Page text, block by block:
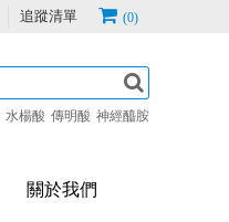
(0)
追蹤清單
水楊酸 傳明酸 神經醯胺
關於我們